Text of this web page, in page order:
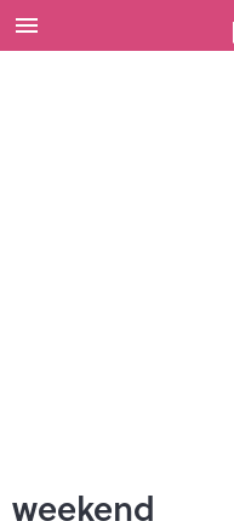
weekend